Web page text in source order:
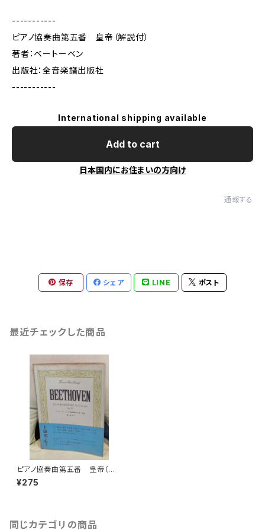
-----------
ピアノ協奏曲第五番 皇帝（解説付）
著者：ベートーベン
出版社：全音楽譜出版社
-----------
International shipping available
Add to cart
日本国内にお住まいの方向け
通報する
保存 シェア LINE ポスト
最近チェックした商品
ピアノ協奏曲第五番 皇帝（解
説付）【著者：ベートーベン】出版
社：全音楽譜出版社
¥275
同じカテゴリの商品